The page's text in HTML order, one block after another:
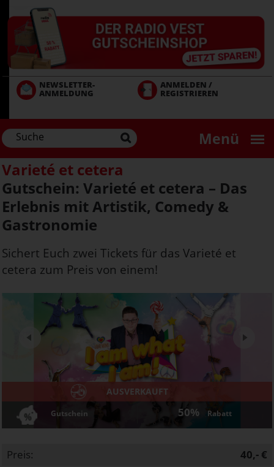
zum
Inhalt
NEWSLETTER-
ANMELDUNG
ANMELDEN /
REGISTRIEREN
Menü
Varieté et cetera
Gutschein: Varieté et cetera – Das
Erlebnis mit Artistik, Comedy &
Gastronomie
Sichert Euch zwei Tickets für das Varieté et
cetera zum Preis von einem!
AUSVERKAUFT
Gutschein 50% Rabatt
Next
Preis: 40,- €